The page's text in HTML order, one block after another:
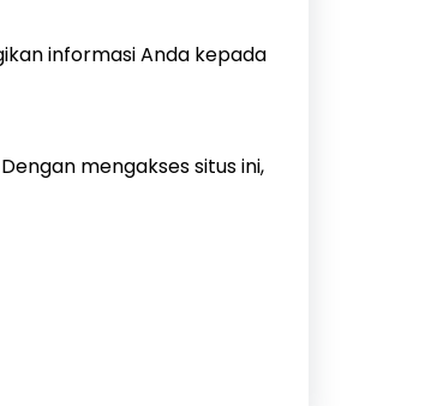
informasi Anda kepada
mengakses situs ini,